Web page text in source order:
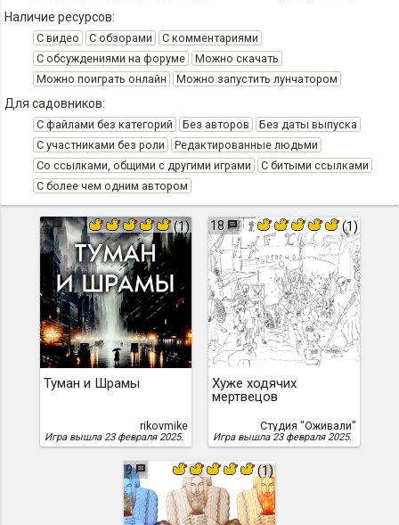
Наличие ресурсов:
С видео С обзорами
С комментариями
С обсуждениями на форуме
Можно скачать
Можно поиграть онлайн
Можно запустить лунчатором
Для садовников:
С файлами без категорий Без авторов
Без даты выпуска
С участниками без роли
Редактированные людьми
Со ссылками, общими с другими играми
С битыми ссылками
С более чем одним автором
4 (1)
Туман и Шрамы
rikovmike
Игра вышла 23 февраля 2025.
18 (1)
Хуже ходячих
мертвецов
Студия "Оживали"
Игра вышла 23 февраля 2025.
9 (1)